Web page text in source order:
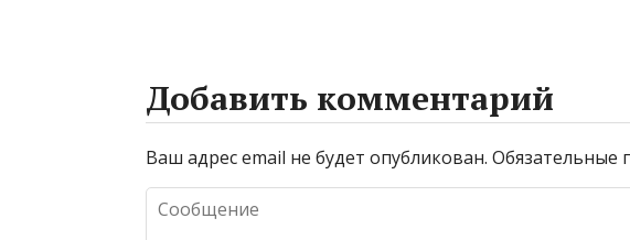
Добавить комментарий
Ваш адрес email не будет опубликован. Обязательные